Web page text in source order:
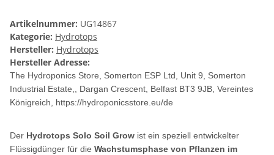
Artikelnummer: UG14867
Kategorie: Hydrotops
Hersteller: Hydrotops
Hersteller Adresse:
The Hydroponics Store, Somerton ESP Ltd, Unit 9, Somerton
Industrial Estate,, Dargan Crescent, Belfast BT3 9JB, Vereintes
Königreich, https://hydroponicsstore.eu/de
Der Hydrotops Solo Soil Grow ist ein speziell entwickelter
Flüssigdünger für die Wachstumsphase von Pflanzen im